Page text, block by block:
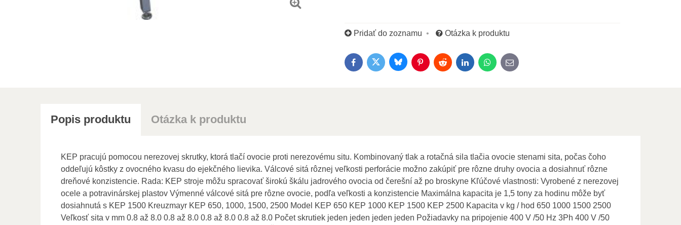
Pridať do zoznamu Otázka k produktu
FacebookTwitterBlueskyPinterestRedditLinkedInWhatsApp
E-mail
Popis produktu Otázka k produktu
KEP pracujú pomocou nerezovej skrutky, ktorá tlačí ovocie proti nerezovému situ. Kombinovaný tlak a rotačná sila tlačia ovocie stenami sita, počas čoho
oddeľujú kôstky z ovocného kvasu do ejekčného lievika. Válcové sitá rôznej veľkosti perforácie možno zakúpiť pre rôzne druhy ovocia a dosiahnuť rôzne
dreňové konzistencie. Rada: KEP stroje môžu spracovať širokú škálu jadrového ovocia od čerešní až po broskyne Kľúčové vlastnosti: Vyrobené z nerezovej
ocele a potravinárskej plastov Výmenné válcové sitá pre rôzne ovocie, podľa veľkosti a konzistencie Maximálna kapacita je 1,5 tony za hodinu môže byť
dosiahnutá s KEP 1500 Kreuzmayr KEP 650, 1000, 1500, 2500 Model KEP 650 KEP 1000 KEP 1500 KEP 2500 Kapacita v kg / hod 650 1000 1500 2500
Veľkosť sita v mm 0.8 až 8.0 0.8 až 8.0 0.8 až 8.0 0.8 až 8.0 Počet skrutiek jeden jeden jeden jeden Požiadavky na pripojenie 400 V /50 Hz 3Ph 400 V /50